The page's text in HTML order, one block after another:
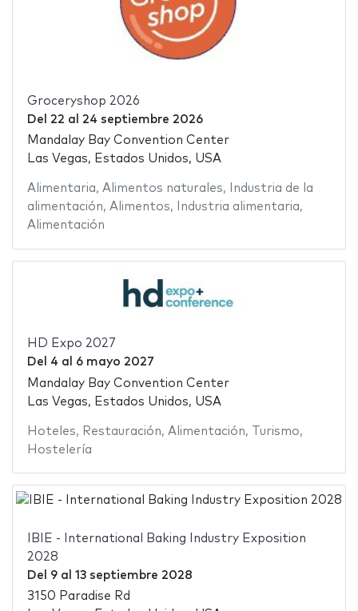
Groceryshop 2026
Del 22 al 24 septiembre 2026
Mandalay Bay Convention Center
Las Vegas, Estados Unidos, USA
Alimentaria, Alimentos naturales,
Industria de la
alimentación, Alimentos, Industria alimentaria,
Alimentación
HD Expo 2027
Del 4 al 6 mayo 2027
Mandalay Bay Convention Center
Las Vegas, Estados Unidos, USA
Hoteles, Restauración, Alimentación, Turismo,
Hostelería
IBIE - International Baking Industry Exposition
2028
Del 9al 13 septiembre 2028
3150 Paradise Rd